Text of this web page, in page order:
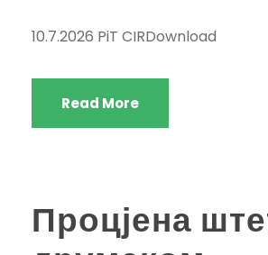
10.7.2026 PiT CIRDownload
Read More
Процјена